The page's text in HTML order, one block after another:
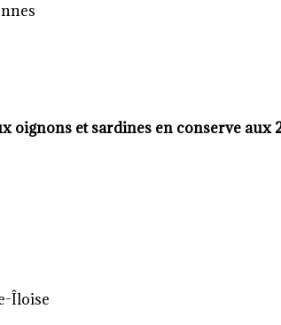
oignons et sardines en conserve aux
Îloise